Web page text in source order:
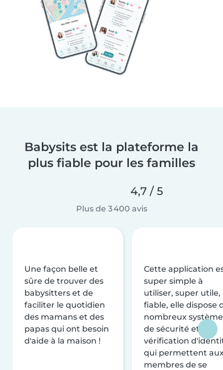
Babysits est la plateforme la
plus fiable pour les familles
4,7 / 5
Plus de 3 400 avis
Une façon belle et
sûre de trouver des
babysitters et de
faciliter le quotidien
des mamans et des
papas qui ont besoin
d'aide à la maison !
Cette application
super simple à
utiliser, super utile,
fiable, elle dispose
nombreux
de sécurité et de
vérification
qui permettent
membres de se